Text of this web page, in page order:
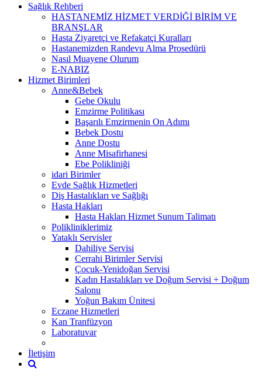
Sağlık Rehberi
HASTANEMİZ HİZMET VERDİĞİ BİRİM VE
BRANŞLAR
Hasta Ziyaretçi ve Refakatçi Kuralları
Hastanemizden Randevu Alma Prosedürü
Nasıl Muayene Olurum
E-NABIZ
Hizmet Birimleri
Anne&Bebek
Gebe Okulu
Emzirme Politikası
Başarılı Emzirmenin On Adımı
Bebek Dostu
Anne Dostu
Anne Misafirhanesi
Ebe Polikliniği
idari Birimler
Evde Sağlık Hizmetleri
Diş Hastalıkları ve Sağlığı
Hasta Hakları
Hasta Hakları Hizmet Sunum Talimatı
Polikliniklerimiz
Yataklı Servisler
Dahiliye Servisi
Cerrahi Birimler Servisi
Çocuk-Yenidoğan Servisi
Kadın Hastalıkları ve Doğum Servisi + Doğum
Salonu
Yoğun Bakım Ünitesi
Eczane Hizmetleri
Kan Tranfüzyon
Laboratuvar
İletişim